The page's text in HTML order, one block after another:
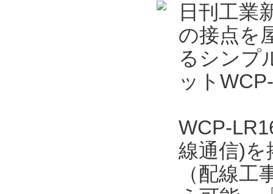
日刊工業
の接点を
るシンプ
ット
WCP-
線通信)を
（配線